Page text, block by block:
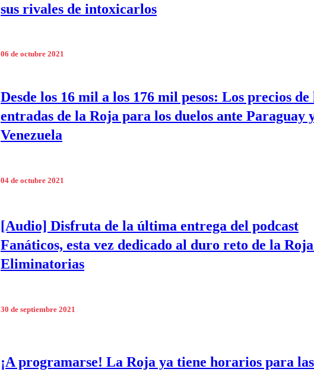
sus rivales de intoxicarlos
06 de octubre 2021
Desde los 16 mil a los 176 mil pesos: Los precios de
entradas de la Roja para los duelos ante Paraguay
Venezuela
04 de octubre 2021
[Audio] Disfruta de la última entrega del podcast
Fanáticos, esta vez dedicado al duro reto de la
Eliminatorias
30 de septiembre 2021
¡A programarse! La Roja ya tiene horarios para